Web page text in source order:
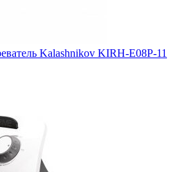
Kalashnikov KIRH-E08P-11